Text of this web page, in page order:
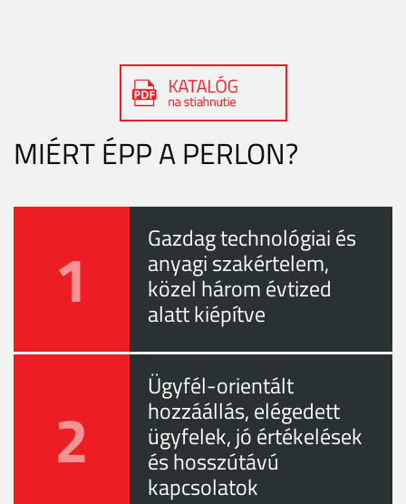
MIÉRT ÉPP A PERLON?
1 Gazdag technológiai és
anyagi szakértelem,
közel három évtized
alatt kiépítve
2
Ügyfél-orientált
hozzáállás, elégedett
ügyfelek, jó értékelések
és hosszútávú
kapcsolatok